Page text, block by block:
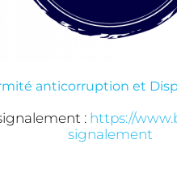
anticorruption et
: https://
signalement